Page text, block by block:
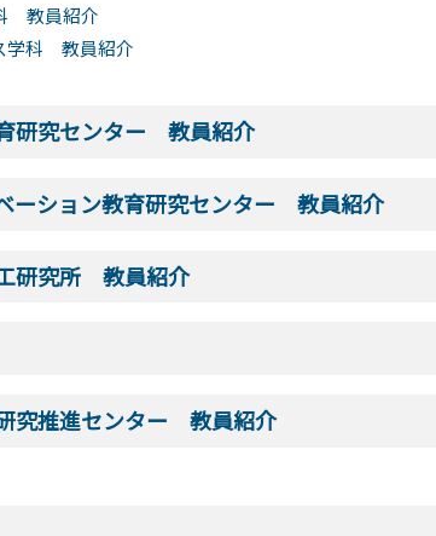
教員紹介
学科 教員紹介
研究センター 教員紹介
ーション教育研究センター 教員紹介
研究所 教員紹介
究推進センター 教員紹介